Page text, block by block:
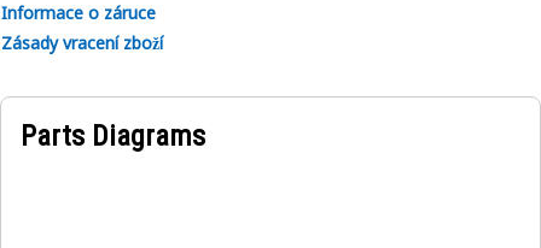
Informace o záruce
Zásady vracení zboží
Parts Diagrams